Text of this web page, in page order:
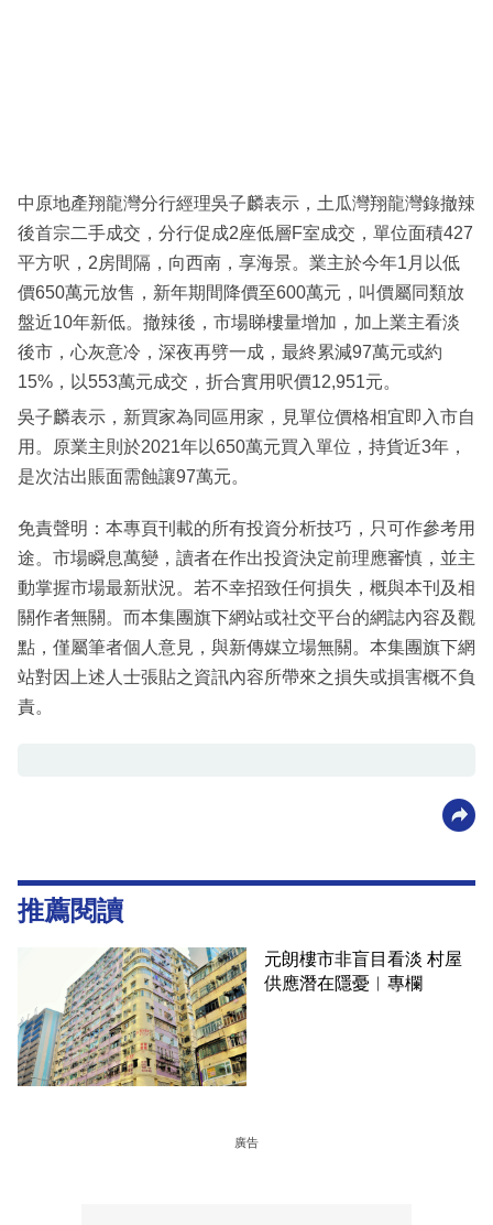
中原地產翔龍灣分行經理吳子麟表示，土瓜灣翔龍灣錄撤辣
後首宗二手成交，分行促成2座低層F室成交，單位面積427
平方呎，2房間隔，向西南，享海景。業主於今年1月以低
價650萬元放售，新年期間降價至600萬元，叫價屬同類放
盤近10年新低。撤辣後，市場睇樓量增加，加上業主看淡
後市，心灰意冷，深夜再劈一成，最終累減97萬元或約
15%，以553萬元成交，折合實用呎價12,951元。
吳子麟表示，新買家為同區用家，見單位價格相宜即入市自
用。原業主則於2021年以650萬元買入單位，持貨近3年，
是次沽出賬面需蝕讓97萬元。
免責聲明：本專頁刊載的所有投資分析技巧，只可作參考用
途。市場瞬息萬變，讀者在作出投資決定前理應審慎，並主
動掌握市場最新狀況。若不幸招致任何損失，概與本刊及相
關作者無關。而本集團旗下網站或社交平台的網誌內容及觀
點，僅屬筆者個人意見，與新傳媒立場無關。本集團旗下網
站對因上述人士張貼之資訊內容所帶來之損失或損害概不負
責。
推薦閱讀
元朗樓市非盲目看淡 村屋
供應潛在隱憂︳專欄
廣告